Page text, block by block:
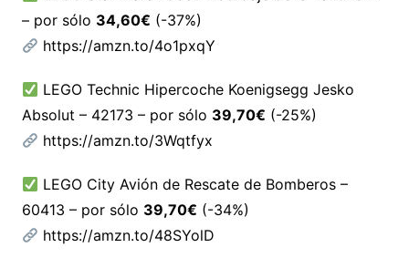
– por sólo 34,60€ (-37%)
https://amzn.to/4o1pxqY
LEGO Technic Hipercoche Koenigsegg Jesko
Absolut – 42173 – por sólo 39,70€ (-25%)
https://amzn.to/3Wqtfyx
LEGO City Avión de Rescate de Bomberos –
60413 – por sólo 39,70€ (-34%)
https://amzn.to/48SYolD